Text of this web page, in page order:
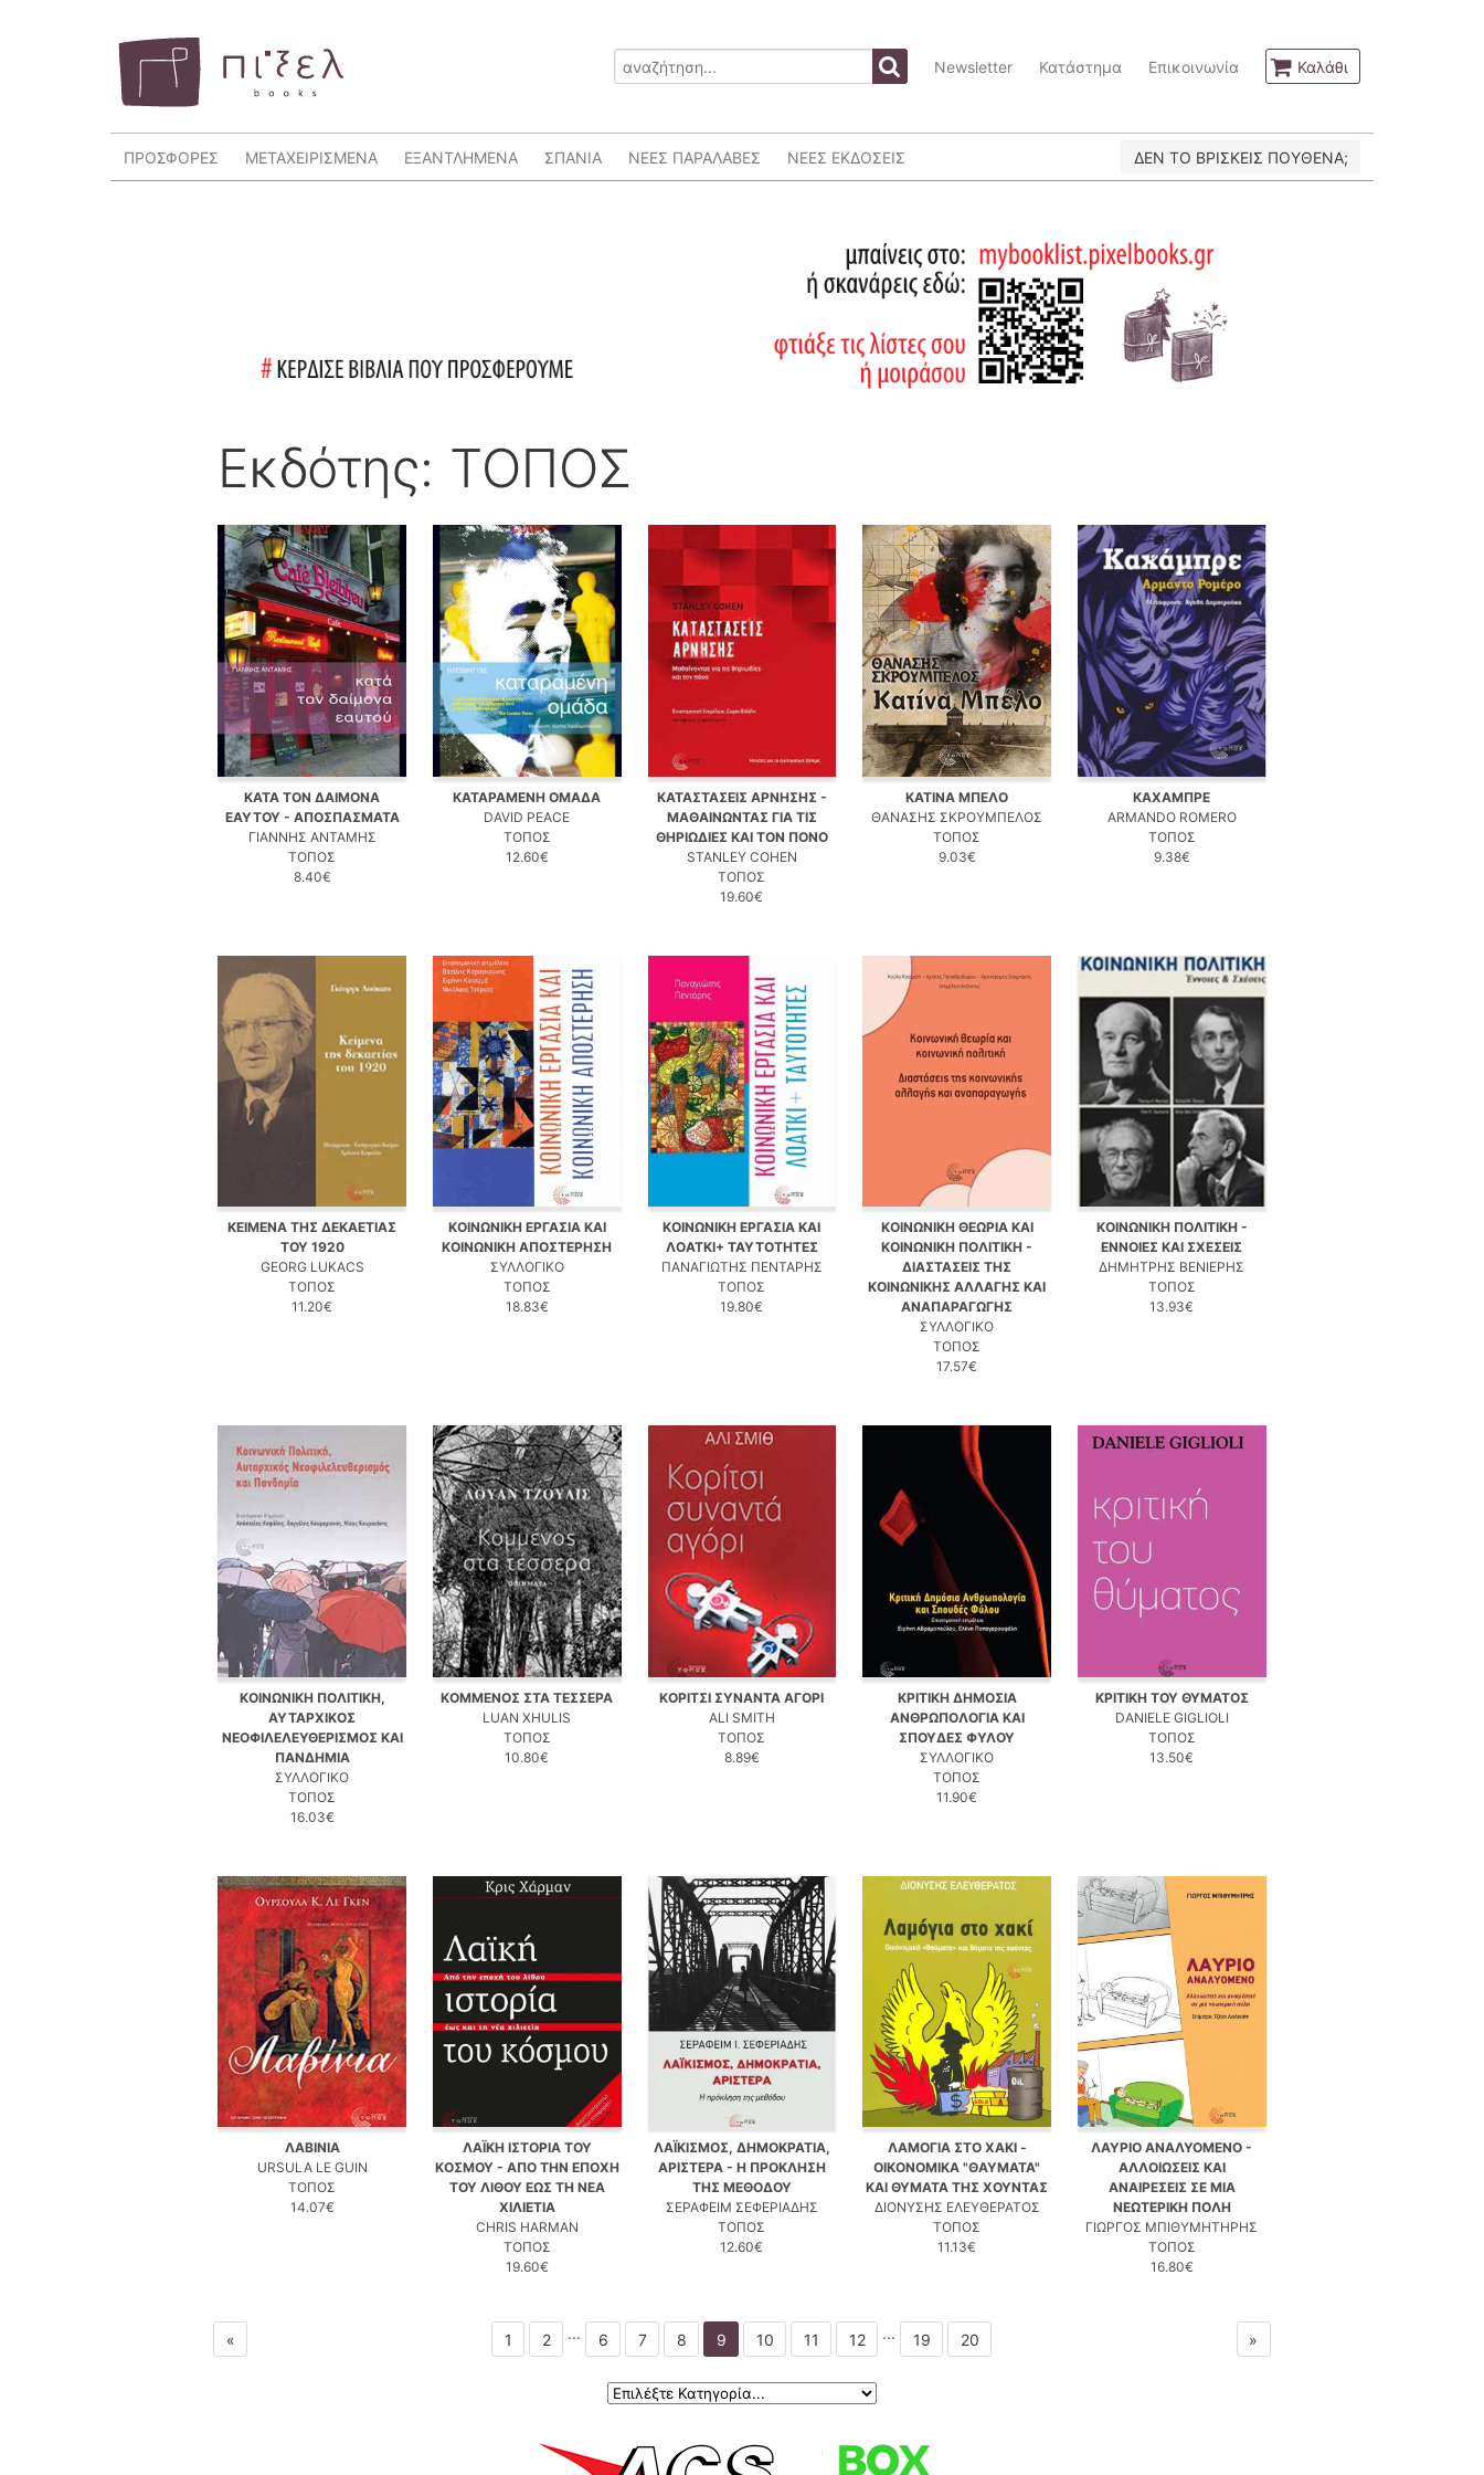
Newsletter Κατάστημα Επικοινωνία Καλάθι
ΠΡΟΣΦΟΡΕΣ ΜΕΤΑΧΕΙΡΙΣΜΕΝΑ ΕΞΑΝΤΛΗΜΕΝΑ ΣΠΑΝΙΑ ΝΕΕΣ ΠΑΡΑΛΑΒΕΣ ΝΕΕΣ ΕΚΔΟΣΕΙΣ ΔΕΝ ΤΟ ΒΡΙΣΚΕΙΣ ΠΟΥΘΕΝΑ;
Εκδότης: ΤΟΠΟΣ
ΚΑΤΑ ΤΟΝ ΔΑΙΜΟΝΑ
ΕΑΥΤΟΥ - ΑΠΟΣΠΑΣΜΑΤΑ
ΓΙΑΝΝΗΣ ΑΝΤΑΜΗΣ
ΤΟΠΟΣ
8.40€
ΚΑΤΑΡΑΜΕΝΗ ΟΜΑΔΑ
DAVID PEACE
ΤΟΠΟΣ
12.60€
ΚΑΤΑΣΤΑΣΕΙΣ ΑΡΝΗΣΗΣ -
ΜΑΘΑΙΝΩΝΤΑΣ ΓΙΑ ΤΙΣ
ΘΗΡΙΩΔΙΕΣ ΚΑΙ ΤΟΝ ΠΟΝΟ
STANLEY COHEN
ΤΟΠΟΣ
19.60€
ΚΑΤΙΝΑ ΜΠΕΛΟ
ΘΑΝΑΣΗΣ ΣΚΡΟΥΜΠΕΛΟΣ
ΤΟΠΟΣ
9.03€
ΚΑΧΑΜΠΡΕ
ARMANDO ROMERO
ΤΟΠΟΣ
9.38€
ΚΕΙΜΕΝΑ ΤΗΣ ΔΕΚΑΕΤΙΑΣ
ΤΟΥ 1920
GEORG LUKACS
ΤΟΠΟΣ
11.20€
ΚΟΙΝΩΝΙΚΗ ΕΡΓΑΣΙΑ ΚΑΙ
ΚΟΙΝΩΝΙΚΗ ΑΠΟΣΤΕΡΗΣΗ
ΣΥΛΛΟΓΙΚΟ
ΤΟΠΟΣ
18.83€
ΚΟΙΝΩΝΙΚΗ ΕΡΓΑΣΙΑ ΚΑΙ
ΛΟΑΤΚΙ+ ΤΑΥΤΟΤΗΤΕΣ
ΠΑΝΑΓΙΩΤΗΣ ΠΕΝΤΑΡΗΣ
ΤΟΠΟΣ
19.80€
ΚΟΙΝΩΝΙΚΗ ΘΕΩΡΙΑ ΚΑΙ
ΚΟΙΝΩΝΙΚΗ ΠΟΛΙΤΙΚΗ -
ΔΙΑΣΤΑΣΕΙΣ ΤΗΣ
ΚΟΙΝΩΝΙΚΗΣ ΑΛΛΑΓΗΣ ΚΑΙ
ΑΝΑΠΑΡΑΓΩΓΗΣ
ΣΥΛΛΟΓΙΚΟ
ΤΟΠΟΣ
17.57€
ΚΟΙΝΩΝΙΚΗ ΠΟΛΙΤΙΚΗ -
ΕΝΝΟΙΕΣ ΚΑΙ ΣΧΕΣΕΙΣ
ΔΗΜΗΤΡΗΣ ΒΕΝΙΕΡΗΣ
ΤΟΠΟΣ
13.93€
ΚΟΙΝΩΝΙΚΗ ΠΟΛΙΤΙΚΗ,
ΑΥΤΑΡΧΙΚΟΣ
ΝΕΟΦΙΛΕΛΕΥΘΕΡΙΣΜΟΣ ΚΑΙ
ΠΑΝΔΗΜΙΑ
ΣΥΛΛΟΓΙΚΟ
ΤΟΠΟΣ
16.03€
ΚΟΜΜΕΝΟΣ ΣΤΑ ΤΕΣΣΕΡΑ
LUAN XHULIS
ΤΟΠΟΣ
10.80€
ΚΟΡΙΤΣΙ ΣΥΝΑΝΤΑ ΑΓΟΡΙ
ALI SMITH
ΤΟΠΟΣ
8.89€
ΚΡΙΤΙΚΗ ΔΗΜΟΣΙΑ
ΑΝΘΡΩΠΟΛΟΓΙΑ ΚΑΙ
ΣΠΟΥΔΕΣ ΦΥΛΟΥ
ΣΥΛΛΟΓΙΚΟ
ΤΟΠΟΣ
11.90€
ΚΡΙΤΙΚΗ ΤΟΥ ΘΥΜΑΤΟΣ
DANIELE GIGLIOLI
ΤΟΠΟΣ
13.50€
ΛΑΒΙΝΙΑ
URSULA LE GUIN
ΤΟΠΟΣ
14.07€
ΛΑΪΚΗ ΙΣΤΟΡΙΑ ΤΟΥ
ΚΟΣΜΟΥ - ΑΠΟ ΤΗΝ ΕΠΟΧΗ
ΤΟΥ ΛΙΘΟΥ ΕΩΣ ΤΗ ΝΕΑ
ΧΙΛΙΕΤΙΑ
CHRIS HARMAN
ΤΟΠΟΣ
19.60€
ΛΑΪΚΙΣΜΟΣ, ΔΗΜΟΚΡΑΤΙΑ,
ΑΡΙΣΤΕΡΑ - Η ΠΡΟΚΛΗΣΗ
ΤΗΣ ΜΕΘΟΔΟΥ
ΣΕΡΑΦΕΙΜ ΣΕΦΕΡΙΑΔΗΣ
ΤΟΠΟΣ
12.60€
ΛΑΜΟΓΙΑ ΣΤΟ ΧΑΚΙ -
ΟΙΚΟΝΟΜΙΚΑ "ΘΑΥΜΑΤΑ"
ΚΑΙ ΘΥΜΑΤΑ ΤΗΣ ΧΟΥΝΤΑΣ
ΔΙΟΝΥΣΗΣ ΕΛΕΥΘΕΡΑΤΟΣ
ΤΟΠΟΣ
11.13€
ΛΑΥΡΙΟ ΑΝΑΛΥΟΜΕΝΟ -
ΑΛΛΟΙΩΣΕΙΣ ΚΑΙ
ΑΝΑΙΡΕΣΕΙΣ ΣΕ ΜΙΑ
ΝΕΩΤΕΡΙΚΗ ΠΟΛΗ
ΓΙΩΡΓΟΣ ΜΠΙΘΥΜΗΤΗΡΗΣ
ΤΟΠΟΣ
16.80€
« 1 2 ... 6 7 8 9 10 11 12 ... 19 20 »